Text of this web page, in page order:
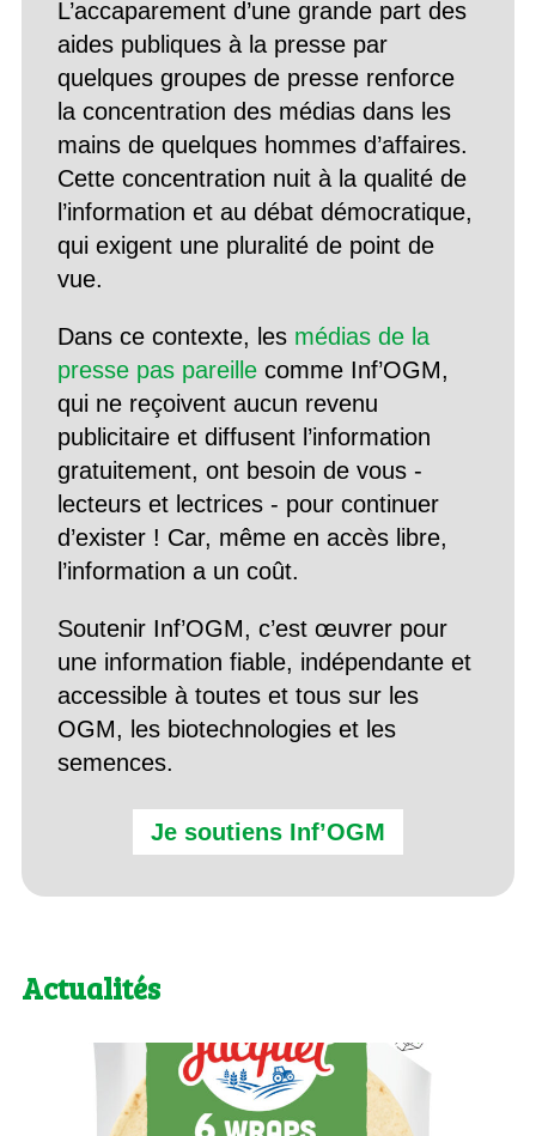
L’accaparement d’une grande part des
aides publiques à la presse par
quelques groupes de presse renforce
la concentration des médias dans les
mains de quelques hommes d’affaires.
Cette concentration nuit à la qualité de
l’information et au débat démocratique,
qui exigent une pluralité de point de
vue.
Dans ce contexte, les médias de la
presse pas pareillecomme Inf’OGM,
qui ne reçoivent aucun revenu
publicitaire et diffusent l’information
gratuitement, ont besoin de vous -
lecteurs et lectrices - pour continuer
d’exister ! Car, même en accès libre,
l’information a un coût.
Soutenir Inf’OGM, c’est œuvrer pour
une information fiable, indépendante et
accessible à toutes et tous sur les
OGM, les biotechnologies et les
semences.
Je soutiens Inf’OGM
Actualités